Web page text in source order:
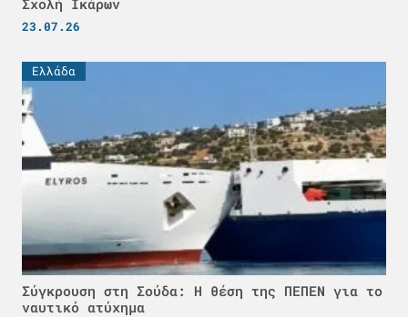
Σχολή Ικάρων
23.07.26
Ελλάδα
Σύγκρουση στη Σούδα: Η θέση της ΠΕΠΕΝ για το
ναυτικό ατύχημα